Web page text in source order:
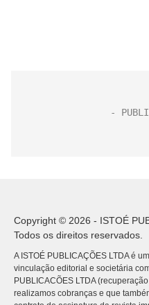
Copyright © 2026 - ISTOÉ
Todos os direitos reservados.
A ISTOÉ PUBLICAÇÕES LTDA é
vinculação editorial e societária
PUBLICACÕES LTDA
realizamos cobranças e que